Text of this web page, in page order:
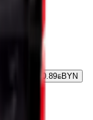
крепкий
0.89BYNBYN